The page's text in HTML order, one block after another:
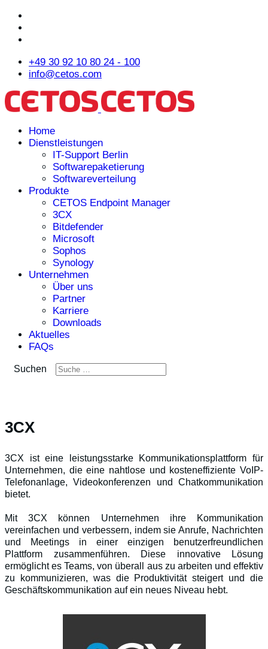
+49 30 92 10 80 24 - 100
info@cetos.com
Home
Dienstleistungen
IT-Support Berlin
Softwarepaketierung
Softwareverteilung
Produkte
CETOS Endpoint Manager
3CX
Bitdefender
Microsoft
Sophos
Synology
Unternehmen
Über uns
Partner
Karriere
Downloads
Aktuelles
FAQs
Suchen
3CX
3CX ist eine leistungsstarke Kommunikationsplattform für
Unternehmen, die eine nahtlose und kosteneffiziente VoIP-
Telefonanlage, Videokonferenzen und Chatkommunikation
bietet.
Mit 3CX können Unternehmen ihre Kommunikation
vereinfachen und verbessern, indem sie Anrufe, Nachrichten
und Meetings in einer einzigen benutzerfreundlichen
Plattform zusammenführen. Diese innovative Lösung
ermöglicht es Teams, von überall aus zu arbeiten und effektiv
zu kommunizieren, was die Produktivität steigert und die
Geschäftskommunikation auf ein neues Niveau hebt.